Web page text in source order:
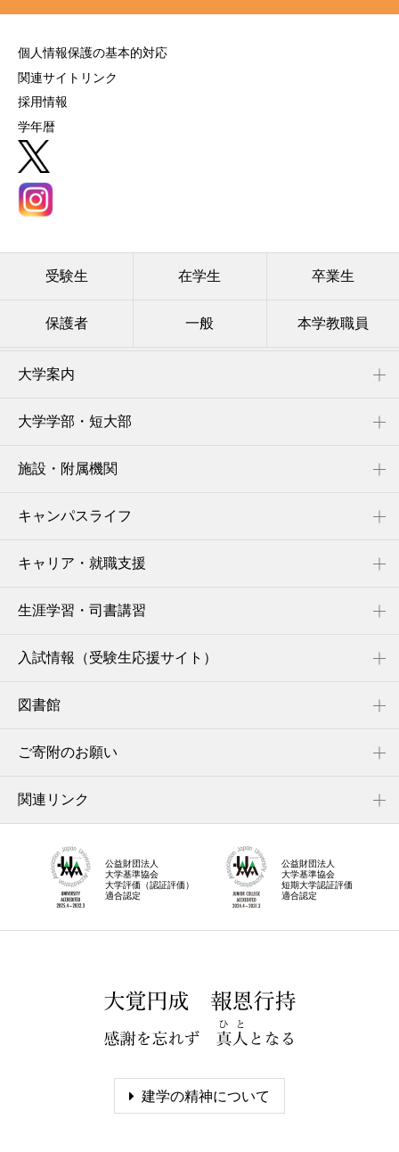
個人情報保護の基本的対応
関連サイトリンク
採用情報
学年暦
受験生 在学生 卒業生
保護者 一般 本学教職員
大学案内
大学学部・短大部
施設・附属機関
キャンパスライフ
キャリア・就職支援
生涯学習・司書講習
入試情報（受験生応援サイト）
図書館
ご寄附のお願い
関連リンク
公益財団法人
大学基準協会
大学評価（認証評価）
適合認定
公益財団法人
大学基準協会
短期大学認証評価
適合認定
建学の精神について